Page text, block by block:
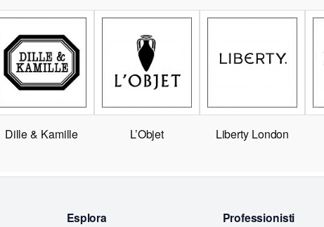
Dille & Kamille L’Objet Liberty London
Esplora Professionisti